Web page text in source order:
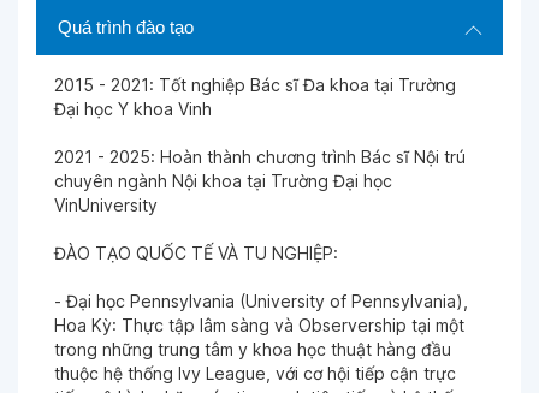
Quá trình đào tạo
2015 - 2021: Tốt nghiệp Bác sĩ Đa khoa tại Trường
Đại học Y khoa Vinh
2021 - 2025: Hoàn thành chương trình Bác sĩ Nội trú
chuyên ngành Nội khoa tại Trường Đại học
VinUniversity
ĐÀO TẠO QUỐC TẾ VÀ TU NGHIỆP:
- Đại học Pennsylvania (University of Pennsylvania),
Hoa Kỳ: Thực tập lâm sàng và Observership tại một
trong những trung tâm y khoa học thuật hàng đầu
thuộc hệ thống Ivy League, với cơ hội tiếp cận trực